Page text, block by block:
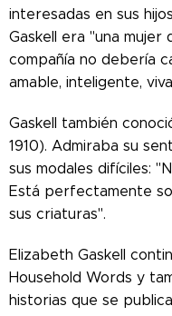
interesadas en sus
Gaskell era "una mujer
compañía no debería
amable, inteligente,
Gaskell también
1910). Admiraba su
sus modales difíciles:
Está perfectamente
sus criaturas".
Elizabeth Gaskell
Household Words y
historias que se